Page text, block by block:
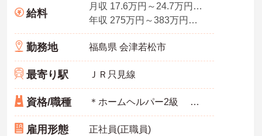
給料
月収 17.6万円～24.7万円（程度）
年収 275万円～383万円程度（賞与込）
勤務地 福島県 会津若松市
最寄り駅 ＪＲ只見線
資格/職種 ＊ホームヘルパー2級 （介護職員初任者研修終了者）以上【あれば尚可】 ＊普通自動車免許（通勤用） ＜歓迎：以下の資格・スキル・経験をお持ちの方＞ ■
雇用形態 正社員(正職員)